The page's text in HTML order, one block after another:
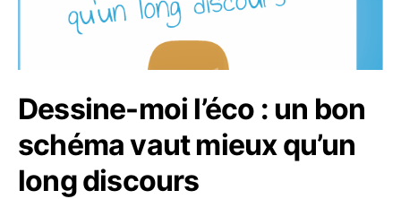
Dessine-moi l’éco : un bon
schéma vaut mieux qu’un
long discours